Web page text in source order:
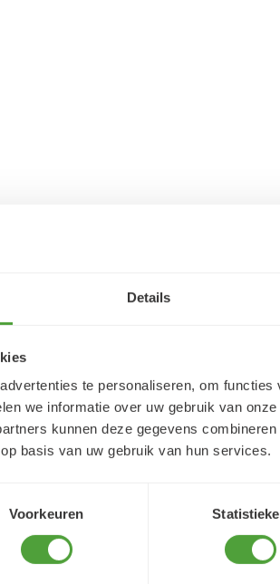
Details
te personaliseren, om
we informatie over uw gebruik van
kunnen deze gegevens
basis van uw gebruik van hun services.
Voorkeuren